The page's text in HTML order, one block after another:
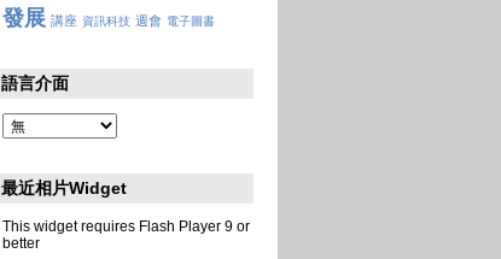
發展 講座 資訊科技 週會 電子圖書
語言介面
最近相片Widget
This widget requires Flash Player 9 or
better